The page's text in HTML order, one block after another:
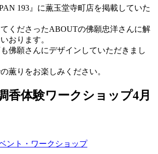
193』に薫玉堂寺町店を掲載していた
くださったABOUTの佛願忠洋さんに解
おります。
佛願さんにデザインしていただきまし
薫りをお楽しみください。
香体験ワークショップ4月
ント・ワークショップ